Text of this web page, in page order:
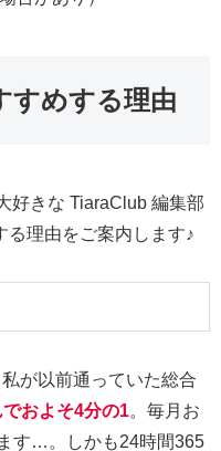
すめする理由
好きな TiaraClub 編集部
理由をご案内します♪
が以前通っていた総合
およそ4分の1。毎月お
す…。しかも24時間365